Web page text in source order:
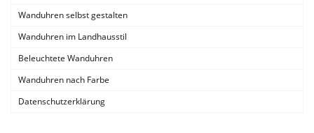
Wanduhren selbst gestalten
Wanduhren im Landhausstil
Beleuchtete Wanduhren
Wanduhren nach Farbe
Datenschutzerklärung